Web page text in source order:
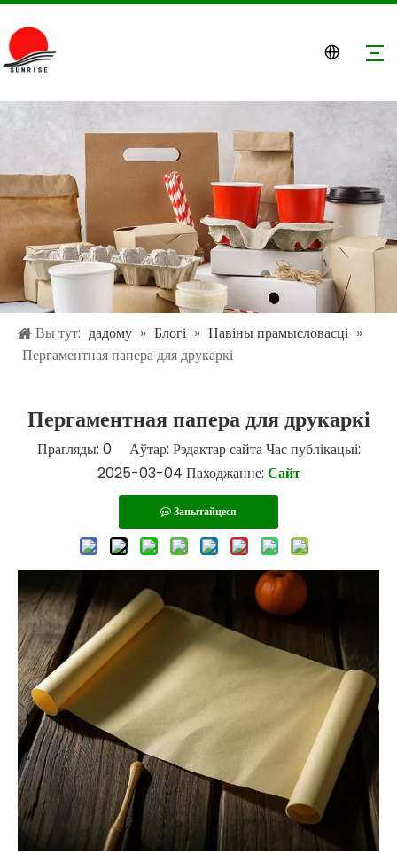
Вы тут: дадому » Блогі » Навіны прамысловасці »
Пергаментная папера для друкаркі
Пергаментная папера для друкаркі
Прагляды: 0Аўтар: Рэдактар ​​сайта Час публікацыі:
2025-03-04 Паходжанне: Сайт
Запытайцеся